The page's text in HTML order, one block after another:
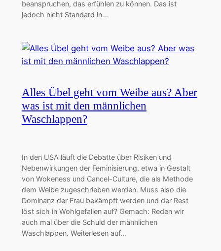
beanspruchen, das erfühlen zu können. Das ist
jedoch nicht Standard in…
Alles Übel geht vom Weibe aus? Aber
was ist mit den männlichen
Waschlappen?
In den USA läuft die Debatte über Risiken und
Nebenwirkungen der Feminisierung, etwa in Gestalt
von Wokeness und Cancel-Culture, die als Methode
dem Weibe zugeschrieben werden. Muss also die
Dominanz der Frau bekämpft werden und der Rest
löst sich in Wohlgefallen auf? Gemach: Reden wir
auch mal über die Schuld der männlichen
Waschlappen. Weiterlesen auf…